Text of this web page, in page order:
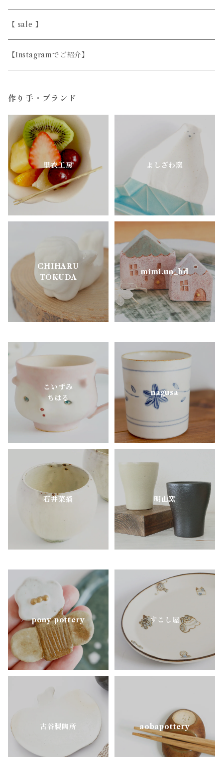
斎藤奈月
シサム工房
陶房はせがわ
ニシクミ
樋口萌
古谷製陶所
明山窯
よしざわ窯
aobapottery
CHIHARU TOKUDA
MEISTER HAND
mimi.un_bd
nagusa
OKAMA Studio
pony pottery
益子焼
磁器
天然木
真鍮・アルミ
シンプル
上品
どうぶつのうつわ
お花のうつわ
【 sale 】
【Instagramでご紹介】
作り手・ブランド
里衣工房 よしざわ窯
CHIHARU
TOKUDA
mimi.un_bd
こいずみ
ちはる
nagusa
石井菜摘 明山窯
pony pottery すこし屋
古谷製陶所 aobapottery